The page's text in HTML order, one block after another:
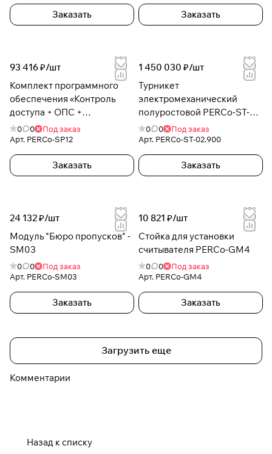
Заказать Заказать
93 416 ₽/шт
Комплект программного
обеспечения «Контроль
доступа + ОПС +
Дисциплина» -SP12
0 0
Под заказ
Арт. PERCo-SP12
Заказать
1 450 030 ₽/шт
Турникет
электромеханический
полуростовой PERCo-ST-
02.900
0 0
Под заказ
Арт. PERCo-ST-02.900
Заказать
24 132 ₽/шт
Модуль "Бюро пропусков" -
SM03
0 0
Под заказ
Арт. PERCo-SM03
Заказать
10 821 ₽/шт
Стойка для установки
считывателя PERCo-GM4
0 0
Под заказ
Арт. PERCo-GM4
Заказать
Загрузить еще
Комментарии
Назад к списку